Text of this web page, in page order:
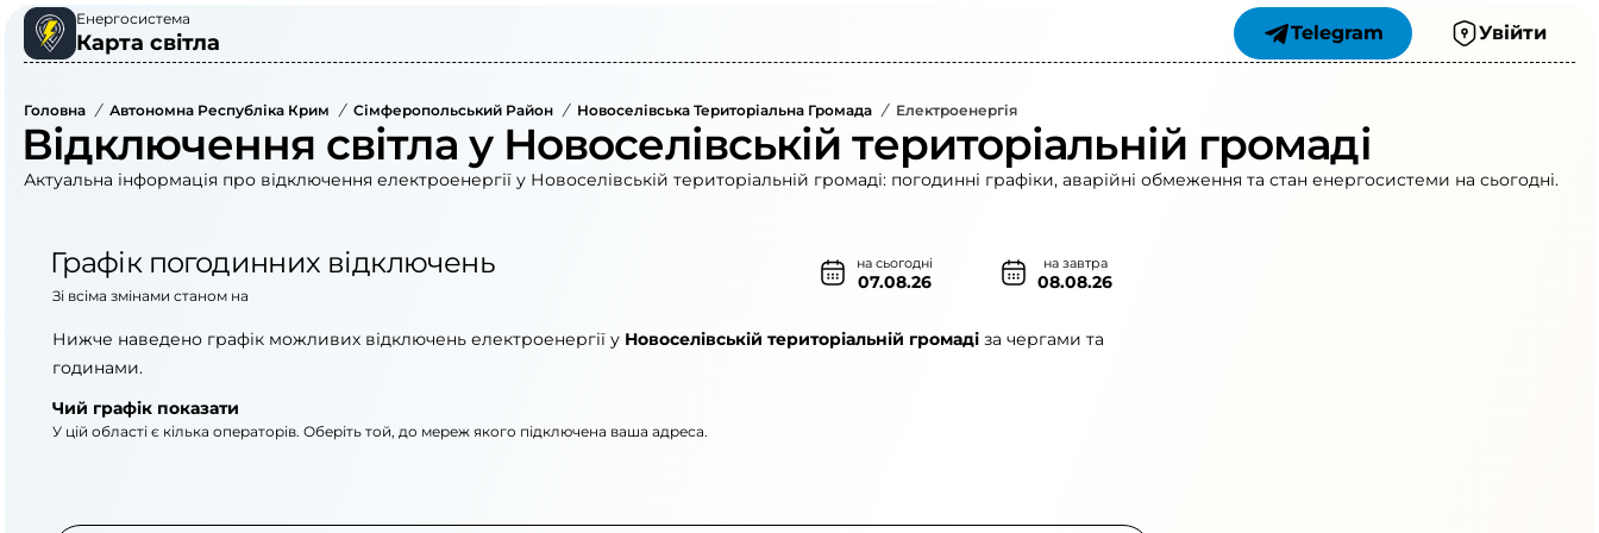
Енергосистема
Карта світла Telegram Увійти
Головна / Автономна Республіка Крим / Сімферопольський Район / Новоселівська Територіальна Громада / Електроенергія
Відключення світла у Новоселівській територіальній громаді
Актуальна інформація про відключення електроенергії у Новоселівській територіальній громаді: погодинні графіки, аварійні обмеження та стан енергосистеми на сьогодні.
Графік погодинних відключень на сьогодні
07.08.26
на завтра
08.08.26
Зі всіма змінами станом на
Нижче наведено графік можливих відключень електроенергії у Новоселівській територіальній громаді за чергами та
годинами.
Чий графік показати
У цій області є кілька операторів. Оберіть той, до мереж якого підключена ваша адреса.